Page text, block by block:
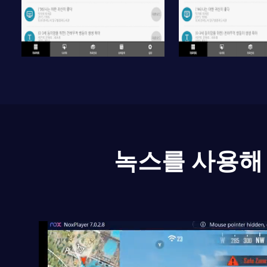
녹스를 사용